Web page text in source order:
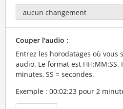
Couper l'audio :
Entrez les horodatages où vous
audio. Le format est HH:MM:SS.
minutes, SS = secondes.
Exemple : 00:02:23 pour 2